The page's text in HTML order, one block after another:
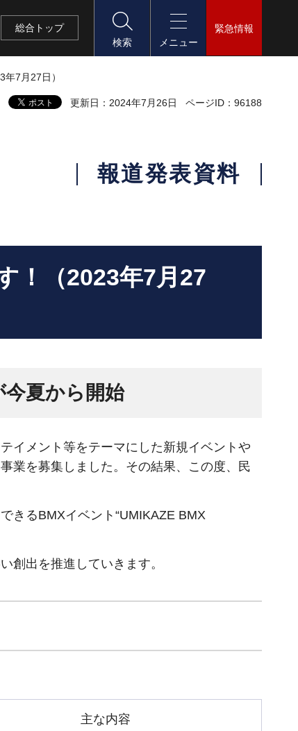
総合 トップ
検索
メニュー
緊急情報
7月27日）
更新日：2024年7月26日 ページID：96188
報道発表資料
！（2023年7月27
夏から開始
イメント等をテーマにした新規イベントや
業を募集しました。その結果、この度、民
きるBMXイベント“UMIKAZE BMX
創出を推進していきます。
主な内容